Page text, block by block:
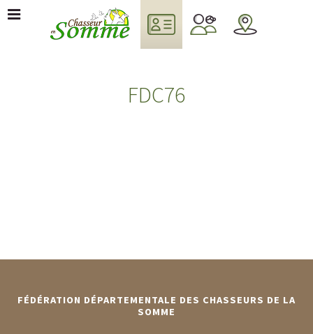
FDC76
FÉDÉRATION DÉPARTEMENTALE DES CHASSEURS DE LA
SOMME